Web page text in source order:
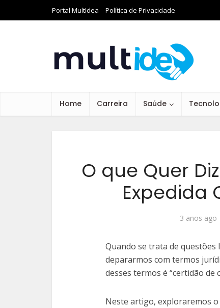
Portal MultIdea Política de Privacidade
Home Carreira Saúde
O que Quer
Expedida
3 anos ago
Quando se trata de questões
depararmos com termos
desses termos é “certidão
Neste artigo, exploraremos o